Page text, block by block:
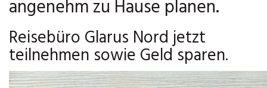
angenehm zu Hause planen.
Reisebüro Glarus Nord jetzt
teilnehmen sowie Geld sparen.